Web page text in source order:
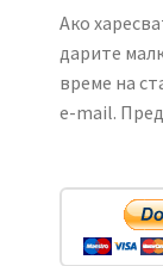
Ако
дарите
време на
e-mail.